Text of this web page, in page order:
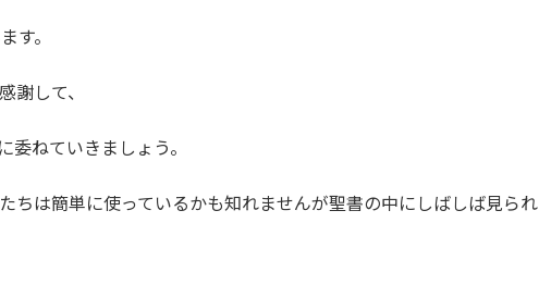
す。
謝して、
委ねていきましょう。
ちは簡単に使っているかも知れませんが聖書の中にしばしば見られ